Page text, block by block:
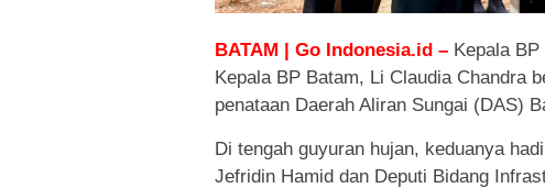
BATAM | Go Indonesia.id – Kepala
Kepala BP Batam, Li Claudia Chandra
penataan Daerah Aliran Sungai (DAS)
Di tengah guyuran hujan, keduanya
Jefridin Hamid dan Deputi Bidang